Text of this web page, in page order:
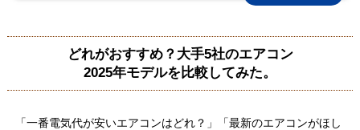
どれがおすすめ？大手5社のエアコン
2025年モデルを比較してみた。
「一番電気代が安いエアコンはどれ？」「最新のエアコンがほし